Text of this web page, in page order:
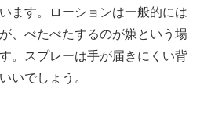
ます。ローションは一般的には
、べたべたするのが嫌という場
。スプレーは手が届きにくい背
いでしょう。